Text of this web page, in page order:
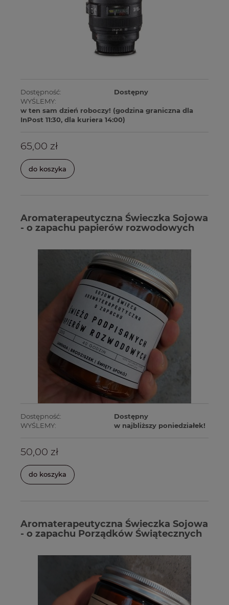
Dostępność:
Dostępny
WYŚLEMY:
w ten sam dzień roboczy! (godzina graniczna dla
InPost 11:30, dla kuriera 14:00)
65,00 zł
do koszyka
Aromaterapeutyczna Świeczka Sojowa
- o zapachu papierów rozwodowych
Dostępność:
Dostępny
WYŚLEMY:
w najbliższy poniedziałek!
50,00 zł
do koszyka
Aromaterapeutyczna Świeczka Sojowa
- o zapachu Porządków Świątecznych